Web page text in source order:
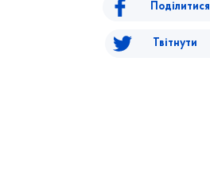
Поділитися
Твітнути